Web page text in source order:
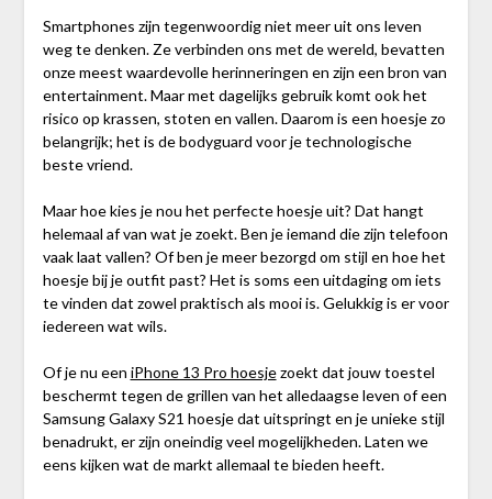
Smartphones zijn tegenwoordig niet meer uit ons leven
weg te denken. Ze verbinden ons met de wereld, bevatten
onze meest waardevolle herinneringen en zijn een bron van
entertainment. Maar met dagelijks gebruik komt ook het
risico op krassen, stoten en vallen. Daarom is een hoesje zo
belangrijk; het is de bodyguard voor je technologische
beste vriend.
Maar hoe kies je nou het perfecte hoesje uit? Dat hangt
helemaal af van wat je zoekt. Ben je iemand die zijn telefoon
vaak laat vallen? Of ben je meer bezorgd om stijl en hoe het
hoesje bij je outfit past? Het is soms een uitdaging om iets
te vinden dat zowel praktisch als mooi is. Gelukkig is er voor
iedereen wat wils.
Of je nu een iPhone 13 Pro hoesjezoekt dat jouw toestel
beschermt tegen de grillen van het alledaagse leven of een
Samsung Galaxy S21 hoesje dat uitspringt en je unieke stijl
benadrukt, er zijn oneindig veel mogelijkheden. Laten we
eens kijken wat de markt allemaal te bieden heeft.